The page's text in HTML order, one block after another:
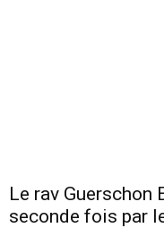
Le rav Guerschon
seconde fois par